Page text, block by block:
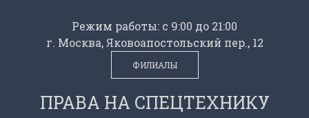
Режим работы: с 9:00 до 21:00
г. Москва, Яковоапостольский пер., 12
ФИЛИАЛЫ
ПРАВА НА СПЕЦТЕХНИКУ